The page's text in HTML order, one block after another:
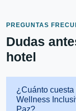
PREGUNTAS
Dudas
hotel
¿Cuánto
Wellness
Paz?